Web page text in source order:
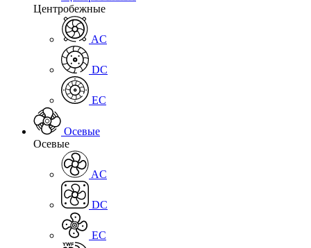
Центробежные
AC
DC
EC
Осевые
Осевые
AC
DC
EC